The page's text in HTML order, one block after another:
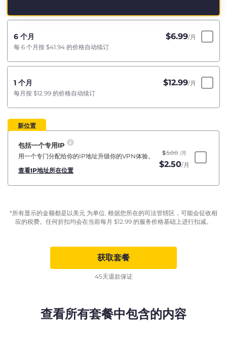
6 个月 $6.99/月
每 6 个月按 $41.94 的价格自动续订
1 个月 $12.99/月
每月按 $12.99 的价格自动续订
新位置
包括一个专用IP
用一个专门分配给你的IP地址升级你的VPN体验。
查看IP地址所在位置
$5.00 /月
$2.50/月
*所有显示的金额都是以美元 为单位. 根据您所在的司法管辖区，可能会征收相
应的税费。任何折扣均会在当前每月 $12.99的服务价格基础上进行扣减。
获取套餐
45天退款保证
查看所有套餐中包含的内容